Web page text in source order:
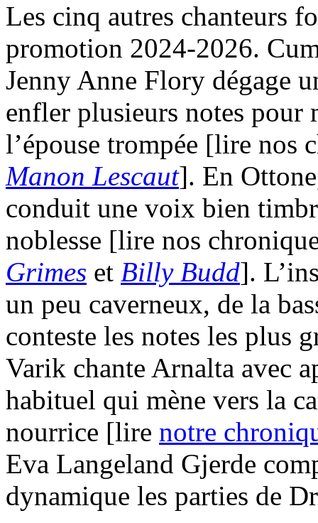
Les cinq autres chanteurs
promotion 2024-2026.
Jenny Anne Flory dégage
enfler plusieurs notes pour
l’épouse trompée [lire nos
Manon Lescaut]. En
conduit une voix bien
noblesse [lire nos
Grimes et Billy Budd].
un peu caverneux, de la
conteste les notes les plus
Varik chante Arnalta avec
habituel qui mène vers la
nourrice [lire notre
Eva Langeland Gjerde
dynamique les parties de